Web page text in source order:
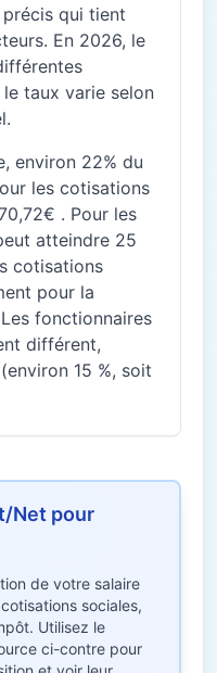
qui tient
En 2026, le
taux varie selon
environ 22% du
les cotisations
. Pour les
atteindre 25
cotisations
pour la
fonctionnaires
différent,
15 %, soit
Net pour
de votre salaire
sociales,
Utilisez le
ci-contre pour